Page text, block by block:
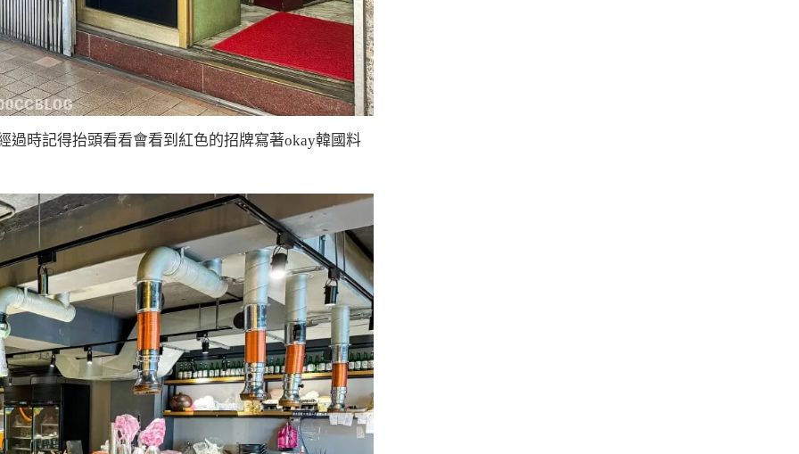
過時記得抬頭看看會看到紅色的招牌寫著okay韓國料